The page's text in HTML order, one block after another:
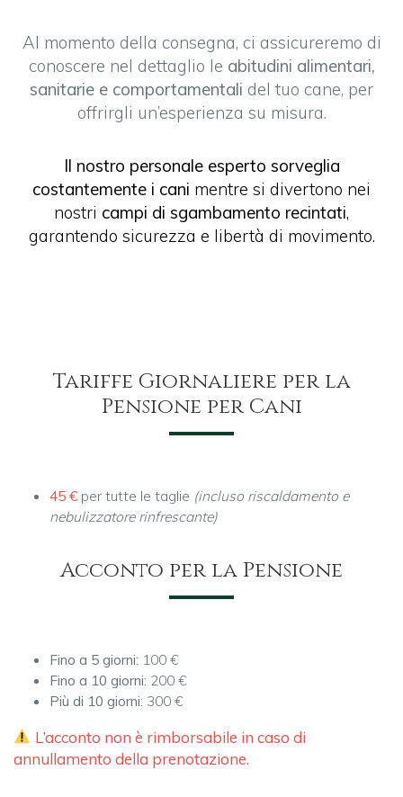
Al momento della consegna, ci assicureremo di
conoscere nel dettaglio le abitudini alimentari,
sanitarie e comportamentali del tuo cane, per
offrirgli un’esperienza su misura.
Il nostro personale esperto sorveglia
costantemente i cani mentre si divertono nei
nostri campi di sgambamento recintati,
garantendo sicurezza e libertà di movimento.
Tariffe Giornaliere per la
Pensione per Cani
45 € per tutte le taglie (incluso riscaldamento e
nebulizzatore rinfrescante)
Acconto per la Pensione
Fino a 5 giorni: 100 €
Fino a 10 giorni: 200 €
Più di 10 giorni: 300 €
L’acconto non è rimborsabile in caso di
annullamento della prenotazione.